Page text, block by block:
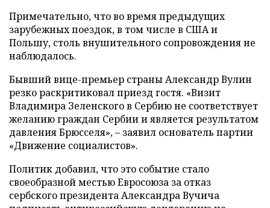
Примечательно, что во время предыдущих
зарубежных поездок, в том числе в США и
Польшу, столь внушительного сопровождения не
наблюдалось.
Бывший вице-премьер страны Александр Вулин
резко раскритиковал приезд гостя. «Визит
Владимира Зеленского в Сербию не соответствует
желанию граждан Сербии и является результатом
давления Брюсселя», – заявил основатель партии
«Движение социалистов».
Политик добавил, что это событие стало
своеобразной местью Евросоюза за отказ
сербского президента Александра Вучича